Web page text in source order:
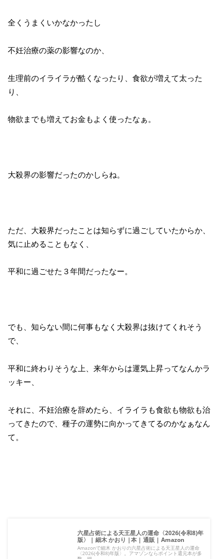
全くうまくいかなかったし
不妊治療の薬の影響なのか、
生理前のイライラが酷くなったり、食欲が増えて太った
り、
物欲までも増えてお金もよく使ったなぁ。
大殺界の影響だったのかしらね。
ただ、大殺界だったことは知らずに過ごしていたからか、
気に止めることもなく、
平和に過ごせた３年間だったなー。
でも、知らない間に何事もなく大殺界は抜けてくれそう
で、
平和に終わりそうな上、来年からは運気上昇ってなんかラ
ッキー、
それに、不妊治療を辞めたら、イライラも食欲も物欲も治
ってきたので、種子の運勢に向かってきてるのかなぁなん
て。
六星占術による天王星人の運命〈2026(令和8)年
版〉 | 細木 かおり |本 | 通販 | Amazon
Amazonで細木 かおりの六星占術による天王星人の運命
〈2026(令和8)年版〉。アマゾンならポイント還元本が多